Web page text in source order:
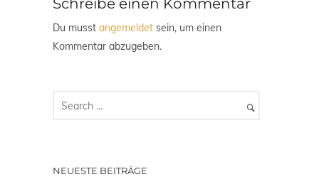
Schreibe einen Kommentar
Du musst angemeldet sein, um einen
Kommentar abzugeben.
NEUESTE BEITRÄGE